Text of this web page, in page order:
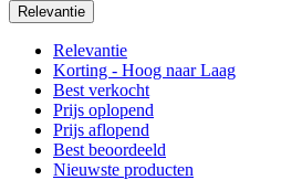
Relevantie
Relevantie
Korting - Hoog naar Laag
Best verkocht
Prijs oplopend
Prijs aflopend
Best beoordeeld
Nieuwste producten